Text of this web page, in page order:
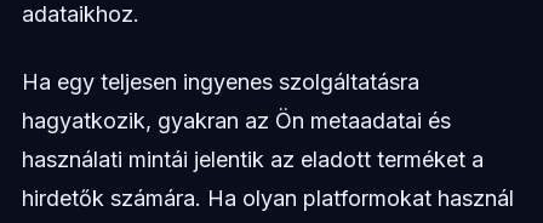
adataikhoz.
Ha egy teljesen ingyenes szolgáltatásra
hagyatkozik, gyakran az Ön metaadatai és
használati mintái jelentik az eladott terméket a
hirdetők számára. Ha olyan platformokat használ